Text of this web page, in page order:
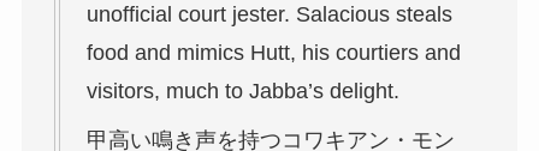
unofficial court jester. Salacious steals
food and mimics Hutt, his courtiers and
visitors, much to Jabba’s delight.
甲高い鳴き声を持つコワキアン・モン